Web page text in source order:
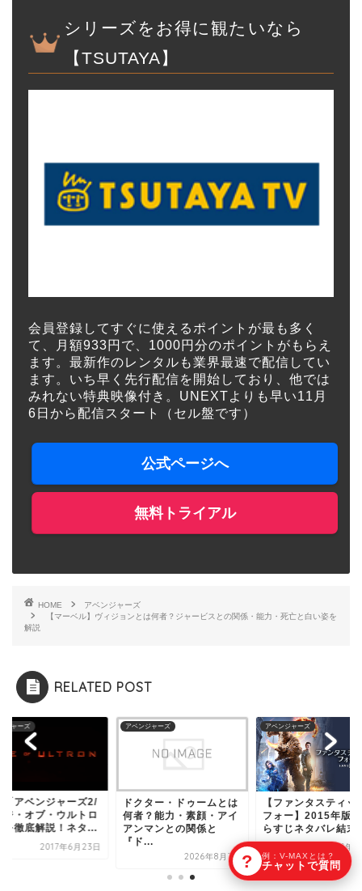
シリーズをお得に観たいなら
【TSUTAYA】
会員登録してすぐに使えるポイントが最も多く
て、月額933円で、1000円分のポイントがもらえ
ます。最新作のレンタルも業界最速で配信してい
ます。いち早く先行配信を開始しており、他では
みれない特典映像付き。UNEXTよりも早い11月
6日から配信スタート（セル盤です）
公式ページへ
無料トライアル
HOME
アベンジャーズ
【マーベル】ヴィジョンとは何者？ジャービスとの関係・能力・死亡と白い姿を
解説
RELATED POST
ジャーズ
「アベンジャーズ2/
ジ・オブ・ウルトロ
を徹底解説！ネタ...
2017年6月23日
アベンジャーズ
ドクター・ドゥームとは
何者？能力・素顔・アイ
アンマンとの関係と
『ド...
2026年8月3日
アベンジャーズ
【ファンタスティッ
フォー】2015年版
らすじネタバレ結末
2020年5
? 例：V-MAXとは？
チャットで質問